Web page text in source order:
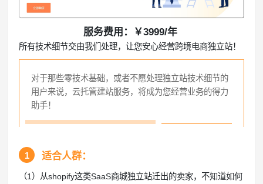
服务费用：￥3999/年
所有技术细节交由我们处理，让您安心经营跨境电商独立站！
对于那些零技术基础，或者不愿处理独立站技术细节的
用户来说，云托管建站服务，将成为您经营业务的得力
助手！
1 适合人群：
（1）从shopify这类SaaS商城独立站迁出的卖家，不知道如何